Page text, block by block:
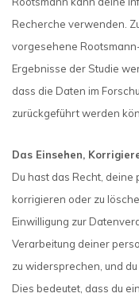
Recherche verwenden.
vorgesehene
Ergebnisse der Studie
dass die Daten im
zurückgeführt werden
Das Einsehen,
Du hast das Recht,
korrigieren oder zu
Einwilligung zur
Verarbeitung deiner
zu widersprechen, und
Dies bedeutet, dass du